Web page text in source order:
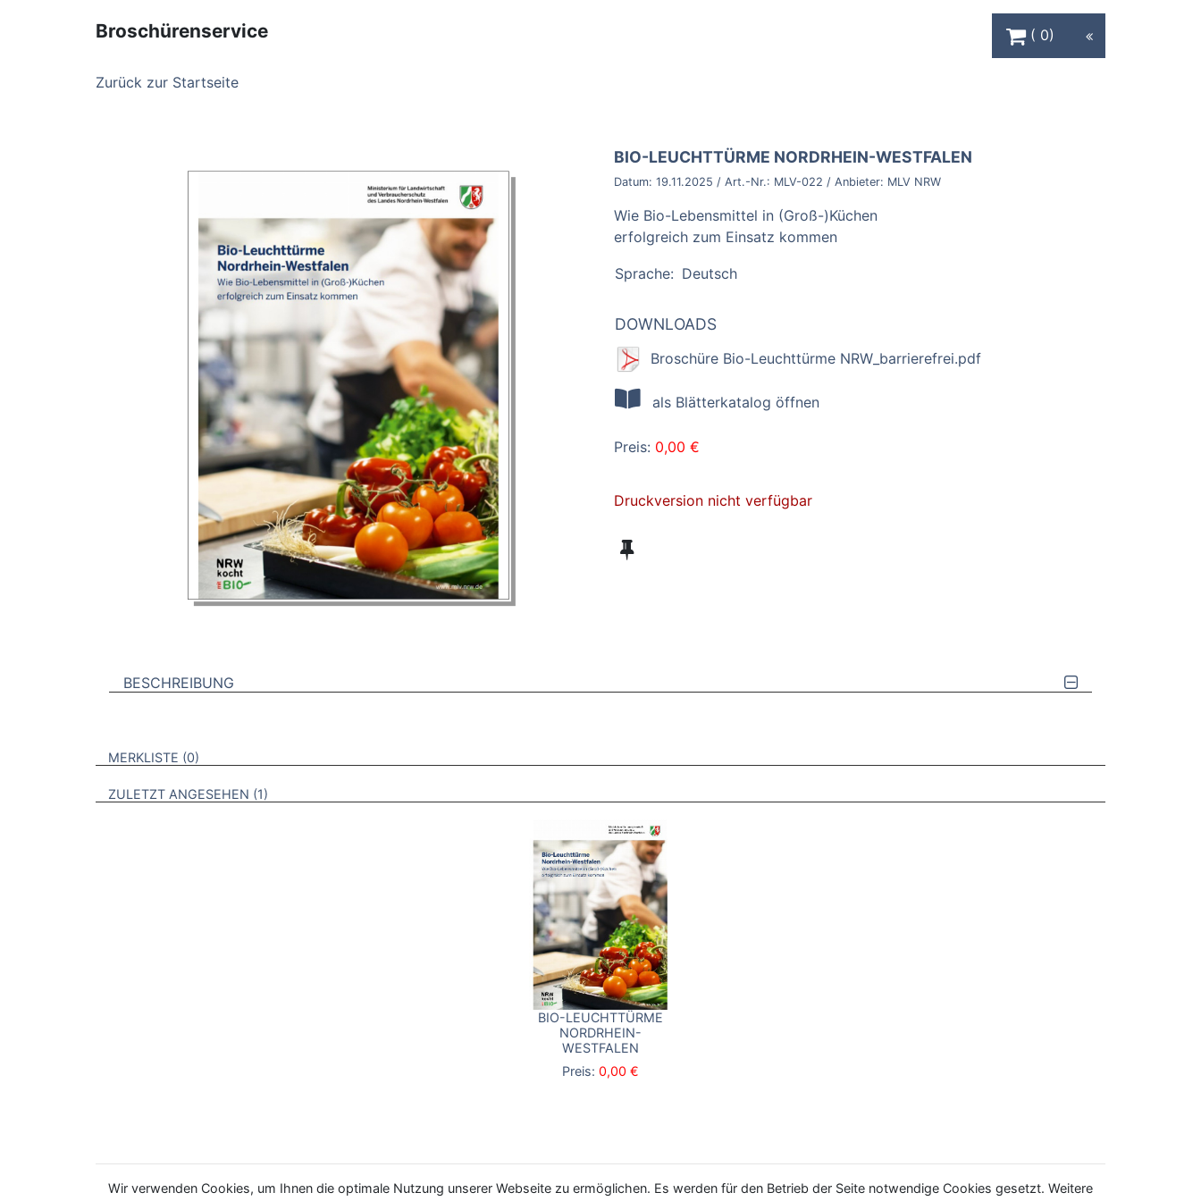
Broschürenservice
0
Zurück zur Startseite
BROSCHÜRE:
BIO-LEUCHTTÜRME NORDRHEIN-WESTFALEN
Datum: 19.11.2025 / Art.-Nr.: MLV-022 / Anbieter: MLV NRW
Wie Bio-Lebensmittel in (Groß-)Küchen
erfolgreich zum Einsatz kommen
Sprache: Deutsch
DOWNLOADS
Broschüre Bio-Leuchttürme NRW_barrierefrei.pdf
als Blätterkatalog öffnen
Preis: 0,00 €
Druckversion nicht verfügbar
BESCHREIBUNG
VERWEISE AUF VERMERKTE- ODER ZULETZT ANGESEHENE BROSCHÜREN
MERKLISTE 0
ZULETZT ANGESEHEN 1
BIO-LEUCHTTÜRME
NORDRHEIN-
WESTFALEN
Preis: 0,00 €
Wir verwenden Cookies, um Ihnen die optimale Nutzung unserer Webseite zu ermöglichen. Es werden für den Betrieb der Seite notwendige Cookies gesetzt. Weitere